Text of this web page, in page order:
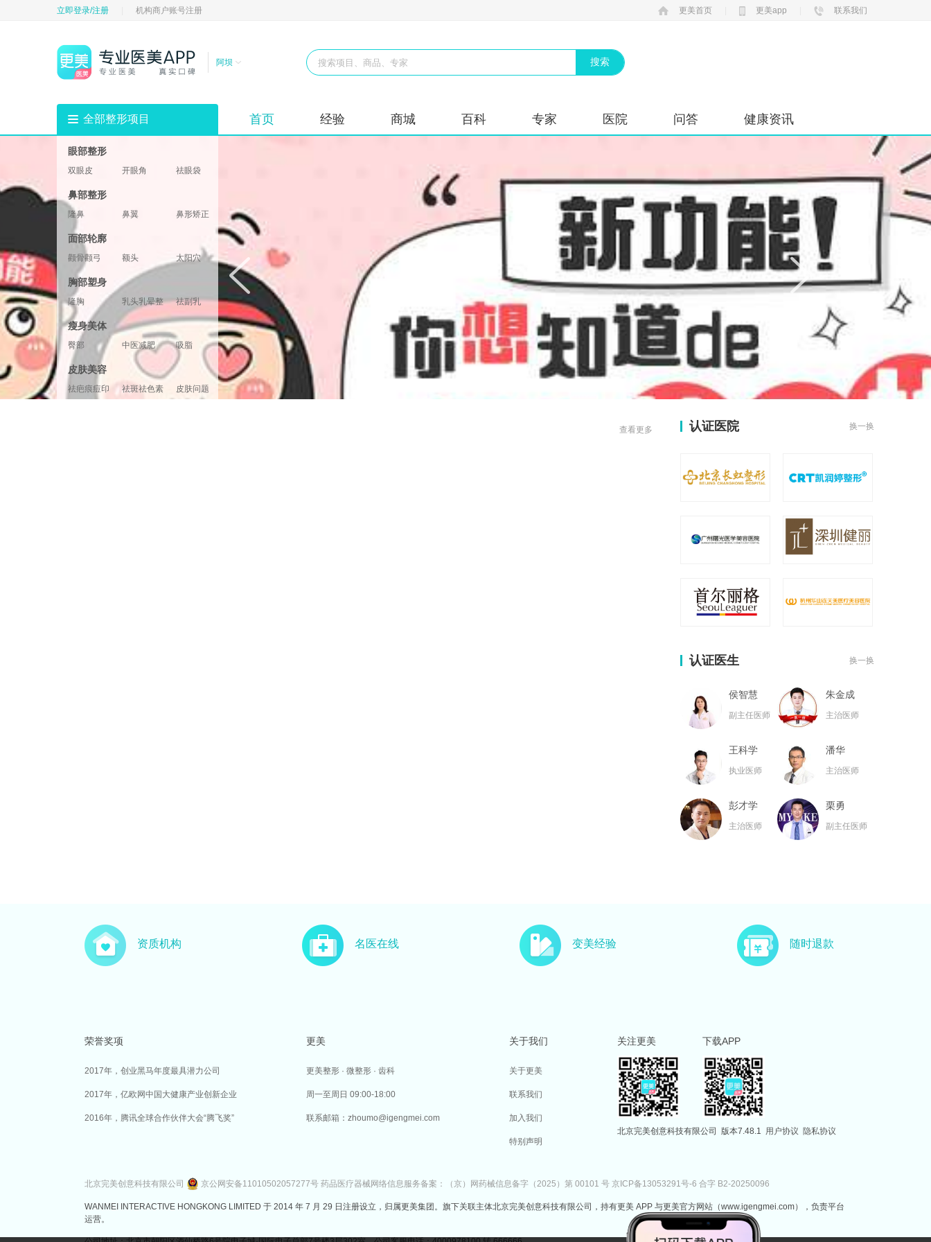
立即登录/注册 机构商户账号注册 更美首页 更美app 联系我们
阿坝
全部整形项目 首页 经验 商城 百科 专家 医院 问答 健康资讯
眼部整形
双眼皮 开眼角
祛眼袋
垫眉弓
鼻部整形
隆鼻 鼻翼
鼻形矫正
鼻部修复
鼻小柱
面部轮廓
颧骨颧弓 额头
太阳穴
酒窝
下颌角
两颚
胸部塑身
隆胸 乳头乳晕整形 祛副乳
胸形美化
胸部修复 胸部套餐
瘦身美体
臀部 中医减肥
吸脂
腿部塑形
超声溶脂
射频溶脂
冷冻溶脂
光纤溶脂
皮肤美容
祛疤痕痘印 祛斑祛色素
皮肤问题
查看更多
认证医院 换一换
认证医生 换一换
侯智慧
副主任医师
朱金成
主治医师
王科学
执业医师
潘华
主治医师
彭才学
主治医师
栗勇
副主任医师
主治医师 副主任医师
资质机构 名医在线 变美经验 随时退款
荣誉奖项
2017年，创业黑马年度最具潜力公司
2017年，亿欧网中国大健康产业创新企业
2016年，腾讯全球合作伙伴大会“腾飞奖”
更美
更美整形 · 微整形 · 齿科
周一至周日 09:00-18:00
联系邮箱：zhoumo@igengmei.com
关于我们
关于更美
联系我们
加入我们
特别声明
关注更美 下载APP
北京完美创意科技有限公司 版本7.48.1 用户协议 隐私协议
北京完美创意科技有限公司 京公网安备11010502057277号 药品医疗器械网络信息服务备案：（京）网药械信息备字（2025）第 00101 号 京ICP备13053291号-6 合字 B2-20250096
WANMEI INTERACTIVE HONGKONG LIMITED 于 2014 年 7 月 29 日注册设立，归属更美集团。旗下关联主体北京完美创意科技有限公司，持有更美 APP 与更美官方网站（www.igengmei.com），负责平台
运营。